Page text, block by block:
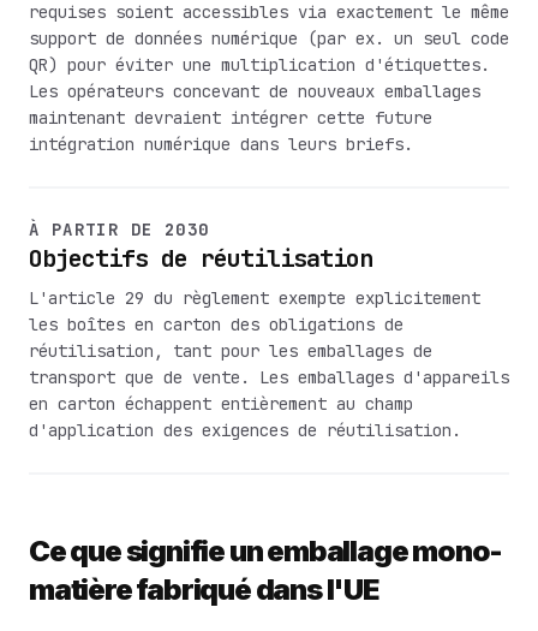
requises soient accessibles via exactement le même
support de données numérique (par ex. un seul code
QR) pour éviter une multiplication d'étiquettes.
Les opérateurs concevant de nouveaux emballages
maintenant devraient intégrer cette future
intégration numérique dans leurs briefs.
À PARTIR DE 2030
Objectifs de réutilisation
L'article 29 du règlement exempte explicitement
les boîtes en carton des obligations de
réutilisation, tant pour les emballages de
transport que de vente. Les emballages d'appareils
en carton échappent entièrement au champ
d'application des exigences de réutilisation.
Ce que signifie un emballage mono-
matière fabriqué dans l'UE